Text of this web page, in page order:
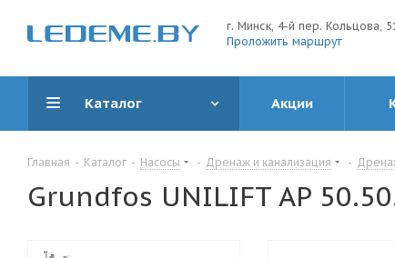
г. Минск, 4-й пер. Кольцова, 51
Проложить маршрут
Каталог Акции
Главная - Каталог - Насосы - Дренаж и канализация -
Grundfos UNILIFT AP